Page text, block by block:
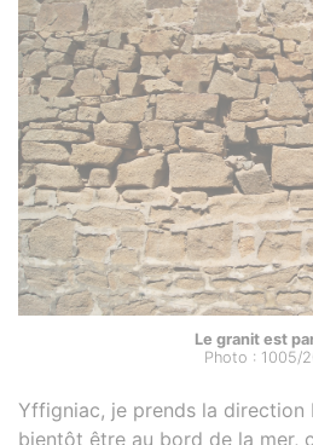
Le granit est
Photo : 1005/
Yffigniac, je prends la direction
bientôt être au bord de la mer,